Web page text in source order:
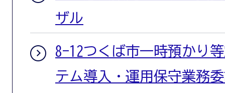
ザル
8-12つくば市一時預かり
テム導入・運用保守業務